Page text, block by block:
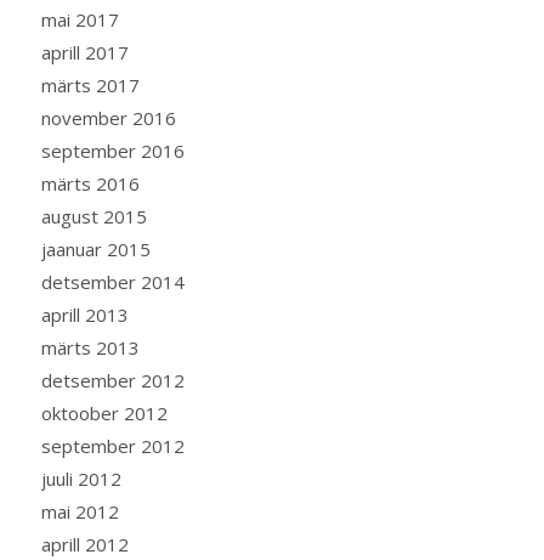
mai 2017
aprill 2017
märts 2017
november 2016
september 2016
märts 2016
august 2015
jaanuar 2015
detsember 2014
aprill 2013
märts 2013
detsember 2012
oktoober 2012
september 2012
juuli 2012
mai 2012
aprill 2012